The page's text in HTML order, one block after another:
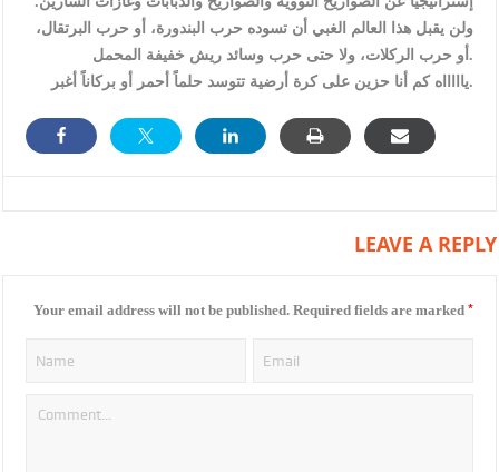
ولن يقبل هذا العالم الغبي أن تسوده حرب البندورة، أو حرب البرتقال،
أو حرب الركلات، ولا حتى حرب وسائد ريش خفيفة المحمل.
ياااااه كم أنا حزين على كرة أرضية تتوسد حلماً أحمر أو بركاناً أغبر.
LEAVE A REPLY
Your email address will not be published. Required fields are marked *